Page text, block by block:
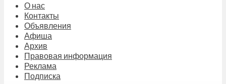
О нас
Контакты
Объявления
Афиша
Архив
Правовая информация
Реклама
Подписка